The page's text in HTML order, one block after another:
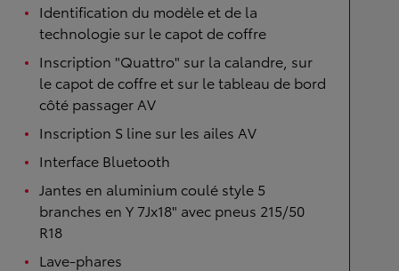
Identification du modèle et de la
technologie sur le capot de coffre
Inscription "Quattro" sur la calandre, sur
le capot de coffre et sur le tableau de bord
côté passager AV
Inscription S line sur les ailes AV
Interface Bluetooth
Jantes en aluminium coulé style 5
branches en Y 7Jx18" avec pneus 215/50
R18
Lave-phares